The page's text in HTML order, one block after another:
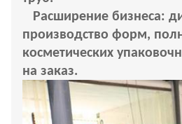
Расширение бизнеса:
производство форм,
косметических
на заказ.